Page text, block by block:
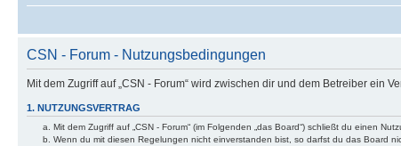
CSN - Forum - Nutzungsbedingungen
Mit dem Zugriff auf „CSN - Forum“ wird zwischen dir und dem Betreiber ein
1. NUTZUNGSVERTRAG
Mit dem Zugriff auf „CSN - Forum“ (im Folgenden „das Board“) schließt du einen
Wenn du mit diesen Regelungen nicht einverstanden bist, so darfst du das Board